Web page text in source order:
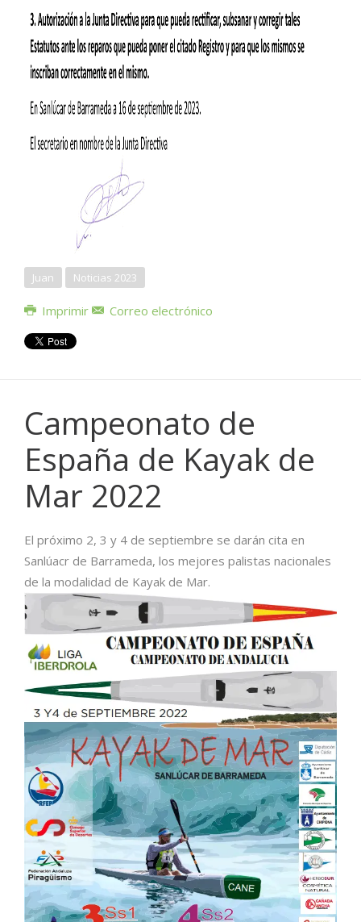
Juan Noticias 2023
Imprimir Correo electrónico
Campeonato de
España de Kayak de
Mar 2022
El próximo 2, 3 y 4 de septiembre se darán cita en
Sanlúacr de Barrameda, los mejores palistas nacionales
de la modalidad de Kayak de Mar.